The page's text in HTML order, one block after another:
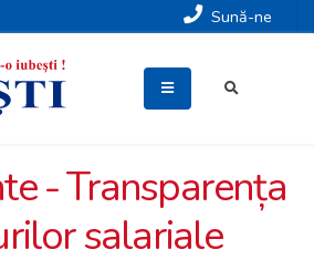
Sună-ne
- Transparența
salariale